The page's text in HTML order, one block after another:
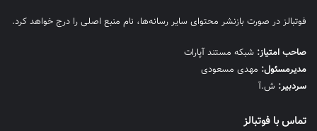
فوتبالز در صورت بازنشر محتوای سایر رسانه‌ها، نام منبع اصلی را درج خواهد کرد.
صاحب امتیاز: شبکه مستند آپارات
مديرمسئول: مهدی مسعودی
سردبیر: ش.آ
تماس با فوتبالز